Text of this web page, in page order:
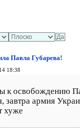
Павла Губарева!
18:38
освобождению
завтра армия
хуже